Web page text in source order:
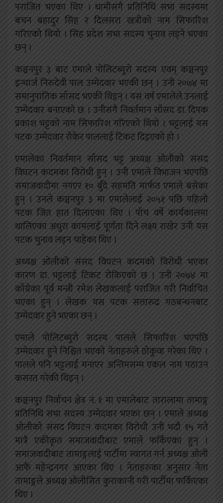
पराजित भएका थिए । धामीसंगै प्रतिनिधि सभा सदस्यमा
बचन बहादुर सिह र दिलसरा खत्रीको नाम सिफारिश
गरिएको थियो । सिह प्रदेश सभा सदस्य चुनाव लड्ने भएका
छन् ।
कञ्चनपुर ३ बाट एमाले पोलिटब्युरो सदस्य एवम् कञ्चनपुर
इन्चार्ज निरुदेवी पाल उम्मेदवार भएकी छन् । उनी २०७४ मा
समानुपातिक साँसद भएकी थिइन् । यस वर्ष एमालेले उनलाई
उम्मेदवार बनाएको छ । उनीसंगै निवर्तमान साँसद डा. दिपक
प्रकाश भट्टको नाम सिफारिश गरिएको थियो । भट्टलाई यस
पटक उम्मेदवार रोकेर पाललाई टिकट दिइएको हो ।
एमालेका निवर्तमान साँसद भट्ट अध्यक्ष ओलीको संसद
विघटन कदमका विरोधी हुन् । उनी एमाले विभाजन भएपछि
समाजवादीमा नगएर १० बुँदे सहमति मार्फत एमाले बसेका
हुन् । उनले कञ्चनपुर ३ मा एमालेलाई २०५१ पछि पहिलो
पटक जित हात दिलाएका थिए । पाँच वर्षे कार्यकालमा
थालिएका अधुरा कामलाई पूर्णता दिने लक्ष्य राखेर उनी यस
पटक चुनाव लड्न चाहेका थिए ।
अध्यक्ष ओलीको संसद विघटन कदमको विरोधी भएका
कारण डा. भट्टलाई टिकट रोकिएको छ । उनी २०७४ मा
काँग्रेका पूर्व मन्त्री रमेश लेखकलाई पराजित गरी निर्वाचित
भएका हुन् । लेखक यस पटक सत्तारुढ गठबन्धनबाट
उम्मेदवार हुने भएका छन् ।
एमाले पोलिटब्युरो सदस्य पालले सिफारिश भएपछि
उम्मेदवार हुने निश्चित भएको नेताहरुले ठोकुवा गरेका थिए ।
पालले पनि भट्टलाई मनाएर अन्तिमसम्म एकल नाम पठाउन
कसरत गरेकी थिइन् ।
कञ्चनपुर निर्वाचन क्षेत्र नं. १ मा एमालेबाट तारालामा तामाङ्ग
प्रतिनिधि सभा सदस्य उम्मेदवार भएका छन् । एमाले अध्यक्ष
ओलीको संसद विघटन कदमका विरोधी उनी भदौ १५ गते
मात्रै एकीकृत समाजवादीबाट एमाले फर्किएका हुन् ।
समाजवादीबाट तामाङ्गलाई पार्टीमा स्वागत गर्न अध्यक्ष ओली
आफैं महेन्द्रनगर आएका थिए । नेताहरुका अनुसार नेता
तामाङ्गले अध्यक्ष ओलीसित कुराकानी गरी पार्टीमा फर्किएका
थिए ।